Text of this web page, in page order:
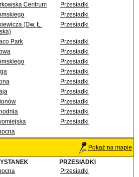
Centrum
Przesiadki
Przesiadki
(Dw. Ł.
Przesiadki
Park
Przesiadki
Przesiadki
Przesiadki
Przesiadki
Przesiadki
Przesiadki
Przesiadki
Przesiadki
Przesiadki
Pokaż na mapie
PRZESIADKI
Przesiadki